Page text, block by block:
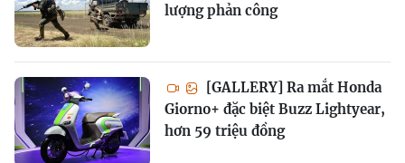
lượng phản công
[GALLERY] Ra mắt Honda
Giorno+ đặc biệt Buzz Lightyear,
hơn 59 triệu đồng